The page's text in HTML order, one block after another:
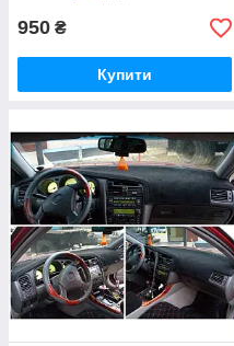
950 ₴
Купити